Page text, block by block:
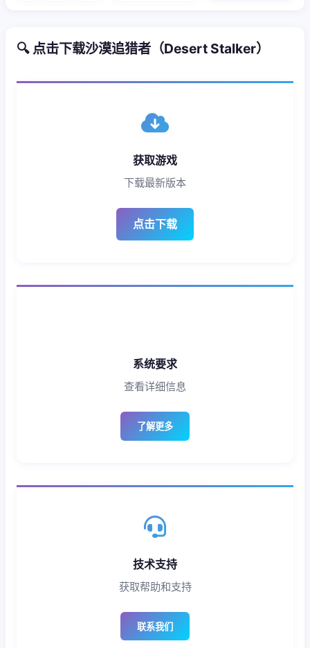
🔍 点击下载沙漠追猎者（Desert Stalker）
获取游戏
下载最新版本
点击下载
系统要求
查看详细信息
了解更多
技术支持
获取帮助和支持
联系我们